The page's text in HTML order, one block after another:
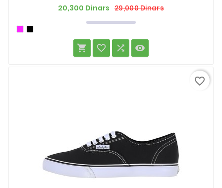
20,300 Dinars 29,000 DinarsPrix
Prix
   
favorite_border